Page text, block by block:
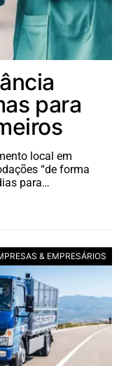
para
local em
“de forma
para…
& EMPRESÁRIOS